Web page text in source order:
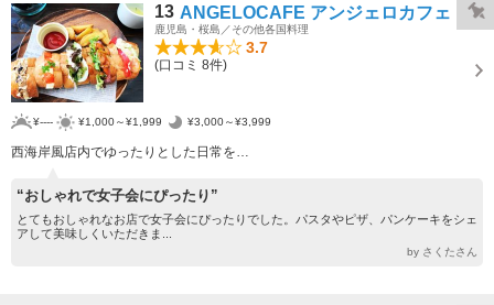
13 ANGELOCAFE アンジェロカフェ
鹿児島・桜島／その他各国料理
3.7
(口コミ 8件)
¥---- ¥1,000～¥1,999 ¥3,000～¥3,999
西海岸風店内でゆったりとした日常を…
“おしゃれで女子会にぴったり”
とてもおしゃれなお店で女子会にぴったりでした。パスタやピザ、パンケーキをシェ
アして美味しくいただきま...
by さくたさん